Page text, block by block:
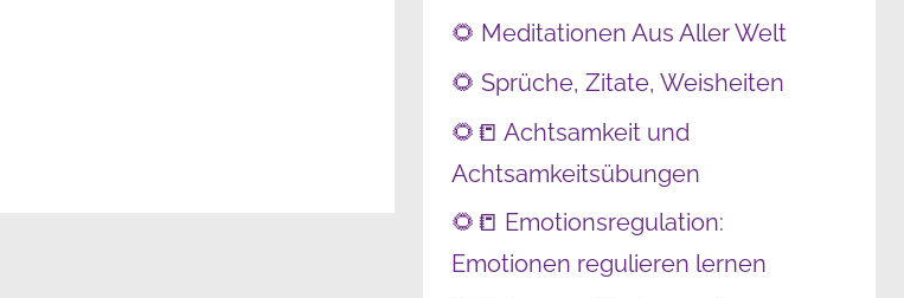
🌻 Meditationen Aus Aller Welt
🌻 Sprüche, Zitate, Weisheiten
🌻📒 Achtsamkeit und
Achtsamkeitsübungen
🌻📒 Emotionsregulation:
Emotionen regulieren lernen